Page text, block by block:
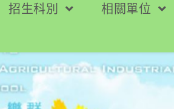
招生科別 相關單位